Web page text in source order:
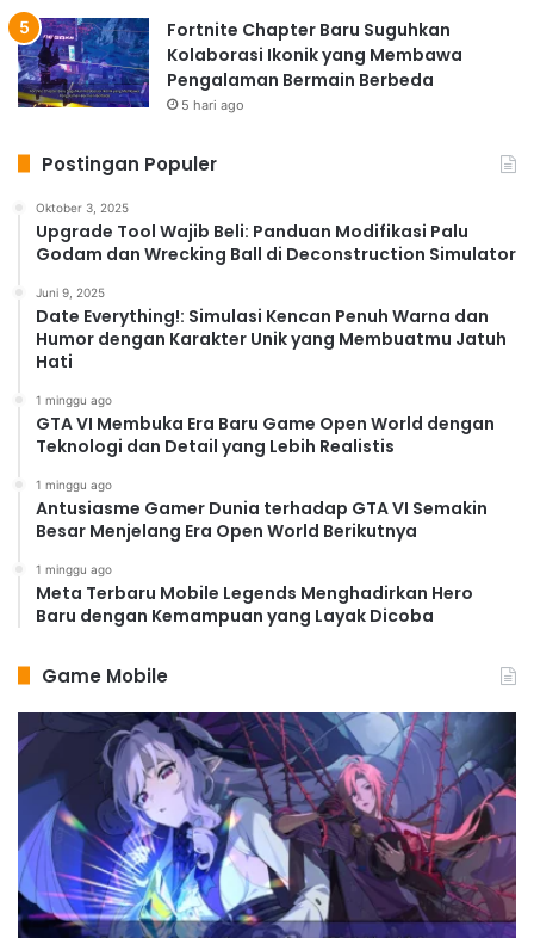
Fortnite Chapter Baru Suguhkan
Kolaborasi Ikonik yang Membawa
Pengalaman Bermain Berbeda
5 hari ago
Postingan Populer
Oktober 3, 2025
Upgrade Tool Wajib Beli: Panduan Modifikasi Palu
Godam dan Wrecking Ball di Deconstruction Simulator
Juni 9, 2025
Date Everything!: Simulasi Kencan Penuh Warna dan
Humor dengan Karakter Unik yang Membuatmu Jatuh
Hati
1 minggu ago
GTA VI Membuka Era Baru Game Open World dengan
Teknologi dan Detail yang Lebih Realistis
1 minggu ago
Antusiasme Gamer Dunia terhadap GTA VI Semakin
Besar Menjelang Era Open World Berikutnya
1 minggu ago
Meta Terbaru Mobile Legends Menghadirkan Hero
Baru dengan Kemampuan yang Layak Dicoba
Game Mobile